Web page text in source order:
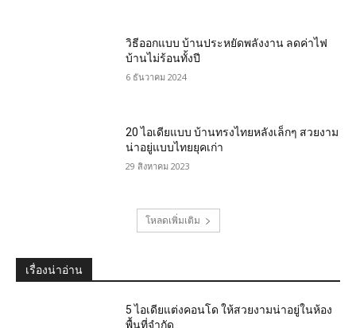
วิธีออกแบบ บ้านประหยัดพลังงาน ลดค่าไฟ
บ้านไม่ร้อนทั้งปี
6 ธันวาคม 2024
20 ไอเดียแบบ บ้านทรงไทยหลังเล็กๆ สวยงาม
น่าอยู่แบบไทยยุคเก่า
29 สิงหาคม 2023
โหลดเพิ่มเติม
เรื่องน่าอ่าน
5 ไอเดียแต่งคอนโด ให้สวยงามน่าอยู่ในห้อง
พื้นที่จำกัด